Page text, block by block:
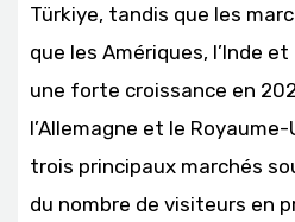
Türkiye, tandis que les
que les Amériques, l’Inde
une forte croissance en
l’Allemagne et le
trois principaux marchés
du nombre de visiteurs en